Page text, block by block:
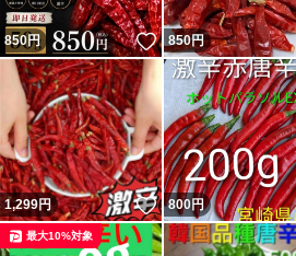
850円 いいね！
850円
1,299円 いいね！
800円
最大10%対象